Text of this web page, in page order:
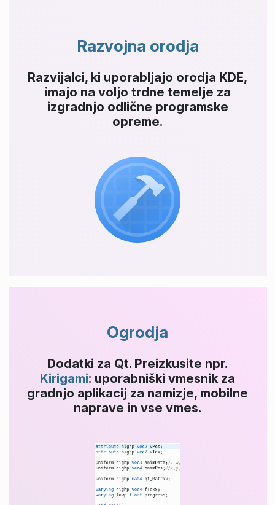
Razvojna orodja
Razvijalci, ki uporabljajo orodja KDE,
imajo na voljo trdne temelje za
izgradnjo odlične programske
opreme.
Ogrodja
Dodatki za Qt. Preizkusite npr.
Kirigami: uporabniški vmesnik za
gradnjo aplikacij za namizje, mobilne
naprave in vse vmes.